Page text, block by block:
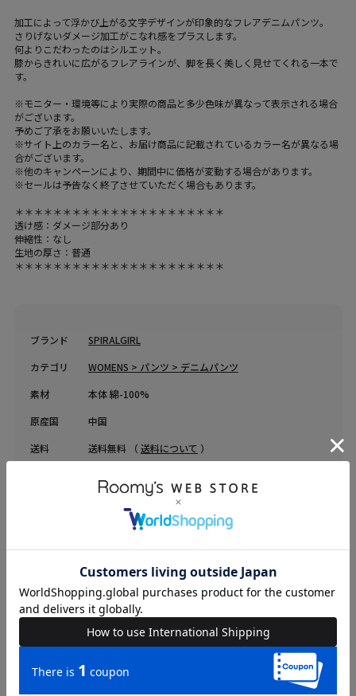
加工によって浮かび上がる文字デザインが印象的なフレアデニムパンツ。
さりげないダメージ加工がこなれ感をプラスします。
何よりこだわったのはシルエット。
膝からきれいに広がるフレアラインが、脚を長く美しく見せてくれる一本で
す。
※モニター・環境等により実際の商品と多少色味が異なって表示される場合
がございます。
予めご了承をお願いいたします。
※サイト上のカラー名と、お届け商品に記載されているカラー名が異なる場
合がございます。
※他のキャンペーンにより、期間中に価格が変動する場合があります。
※セールは予告なく終了させていただく場合もあります。
＊＊＊＊＊＊＊＊＊＊＊＊＊＊＊＊＊＊＊＊＊＊
透け感：ダメージ部分あり
伸縮性：なし
生地の厚さ：普通
＊＊＊＊＊＊＊＊＊＊＊＊＊＊＊＊＊＊＊＊＊＊
ブランド
SPIRALGIRL
カテゴリ
WOMENS > パンツ > デニムパンツ
素材
本体 綿-100%
原産国
中国
送料
送料無料 （ 送料について ）
Mynaradox Avenデニムパンツ
COORDINATE Instagram Post